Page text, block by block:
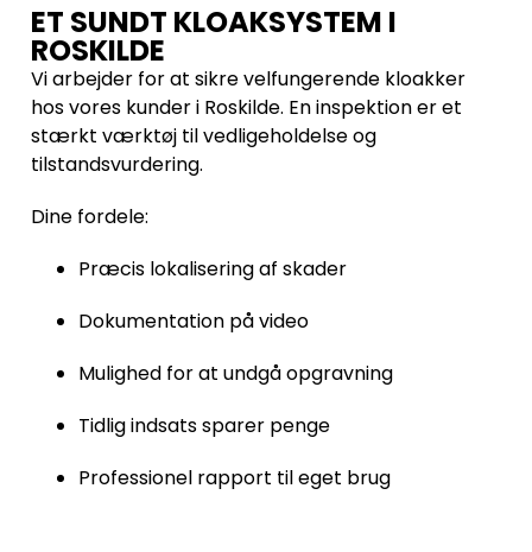
ET SUNDT KLOAKSYSTEM I
ROSKILDE
Vi arbejder for at sikre velfungerende kloakker
hos vores kunder i Roskilde. En inspektion er et
stærkt værktøj til vedligeholdelse og
tilstandsvurdering.
Dine fordele:
Præcis lokalisering af skader
Dokumentation på video
Mulighed for at undgå opgravning
Tidlig indsats sparer penge
Professionel rapport til eget brug